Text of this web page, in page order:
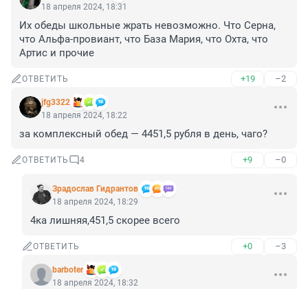
18 апреля 2024, 18:31
Их обеды школьные жрать невозможно. Что Серна,
что Альфа-провиант, что База Мария, что Охта, что
Артис и прочие
ОТВЕТИТЬ +19 –2
jfg3322
18 апреля 2024, 18:22
за комплексный обед — 4451,5 рубля в день, чаго?
ОТВЕТИТЬ 4 +9 –0
Зрадослав Гидрантов
18 апреля 2024, 18:29
4ка лишняя,451,5 скорее всего
ОТВЕТИТЬ +0 –3
barboter
18 апреля 2024, 18:32